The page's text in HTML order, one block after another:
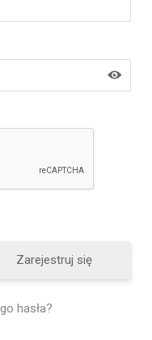
Zarejestruj się
hasła?